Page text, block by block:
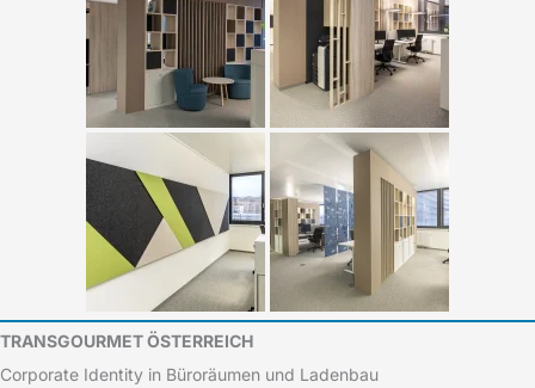
TRANSGOURMET ÖSTERREICH
Corporate Identity in Büroräumen und Ladenbau